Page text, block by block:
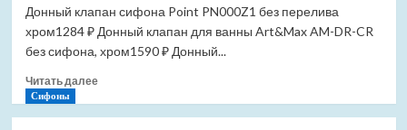
Slezak
RAV
Morava
(Лучшая
Донный клапан сифона Point PN000Z1 без перелива
хром1284 ₽ Донный клапан для ванны Art&Max AM-DR-CR
без сифона, хром1590 ₽ Донный...
Читать далееПрочитать
Сифоны